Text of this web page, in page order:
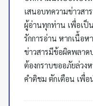
เสนอบทความข่าวสา
ผู้อ่านทุกท่าน เพื่อเป็
รักการอ่าน หากเนื้อ
ข่าวสารมีข้อผิดพลาด
ต้องกราบขออภัยล่วง
คำติชม ตักเตือน เพื่